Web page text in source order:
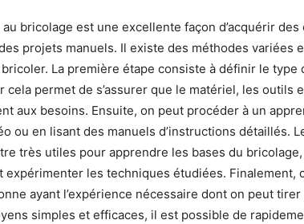
au bricolage est une excellente façon d’acquérir
projets manuels. Il existe des méthodes variées
La première étape consiste à définir le type
cela permet de s’assurer que le matériel, les outils
aux besoins. Ensuite, on peut procéder à un
ou en lisant des manuels d’instructions détaillés.
très utiles pour apprendre les bases du
expérimenter les techniques étudiées. Finalement,
ayant l’expérience nécessaire dont on peut
simples et efficaces, il est possible de